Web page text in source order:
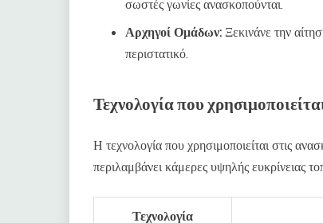
σωστές γωνίες ανασκοπούνται.
Αρχηγοί Ομάδων: Ξεκινάνε την
περιστατικό.
Τεχνολογία που
Η τεχνολογία που χρησιμοποιείται στις
περιλαμβάνει κάμερες υψηλής ευκρίνειας
Τεχνολογία